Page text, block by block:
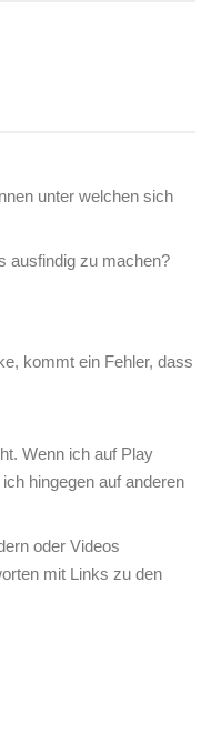
unter welchen sich
ausfindig zu machen?
kommt ein Fehler, dass
Wenn ich auf Play
hingegen auf anderen
oder Videos
mit Links zu den